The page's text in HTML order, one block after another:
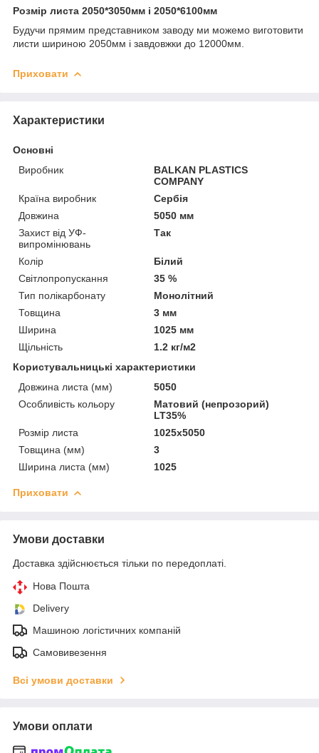
Розмір листа 2050*3050мм і 2050*6100мм
Будучи прямим представником заводу ми можемо виготовити
листи шириною 2050мм і завдовжки до 12000мм.
Приховати
Характеристики
Основні
Виробник
BALKAN PLASTICS
COMPANY
Країна виробник
Сербія
Довжина
5050 мм
Захист від УФ-
випромінювань
Так
Колір
Білий
Світлопропускання
35 %
Тип полікарбонату
Монолітний
Товщина
3 мм
Ширина
1025 мм
Щільність
1.2 кг/м2
Користувальницькі характеристики
Довжина листа (мм)
5050
Особливість кольору
Матовий (непрозорий)
LT35%
Розмір листа
1025х5050
Товщина (мм)
3
Ширина листа (мм)
1025
Приховати
Умови доставки
Доставка здійснюється тільки по передоплаті.
Нова Пошта
Delivery
Машиною логістичних компаній
Самовивезення
Всі умови доставки
Умови оплати